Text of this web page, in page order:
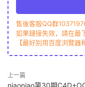
售後客服QQ群
如果鏈接失效，請在最
【最好别用百度浏覽器
上一篇
niaoniao第30期